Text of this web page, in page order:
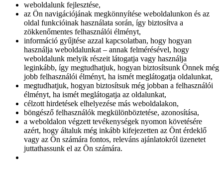
weboldalunk fejlesztése,
az Ön navigációjának megkönnyítése weboldalunkon és az
oldal funkcióinak használata során, így biztosítva a
zökkenőmentes felhasználói élményt,
információ gyűjtése azzal kapcsolatban, hogy hogyan
használja weboldalunkat – annak felmérésével, hogy
weboldalunk melyik részeit látogatja vagy használja
leginkább, így megtudhatjuk, hogyan biztosítsunk Önnek még
jobb felhasználói élményt, ha ismét meglátogatja oldalunkat,
megtudhatjuk, hogyan biztosítsuk még jobban a felhasználói
élményt, ha ismét meglátogatja az oldalunkat,
célzott hirdetések elhelyezése más weboldalakon,
böngésző felhasználók megkülönböztetése, azonosítása,
a weboldalon végzett tevékenységek nyomon követésére
azért, hogy általuk még inkább kifejezetten az Önt érdeklő
vagy az Ön számára fontos, releváns ajánlatokról üzenetet
juttathassunk el az Ön számára.